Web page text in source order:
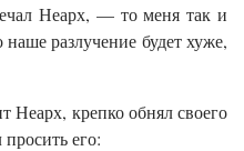
Неарх, — то меня так и
разлучение будет хуже,
Неарх, крепко обнял своего
просить его: